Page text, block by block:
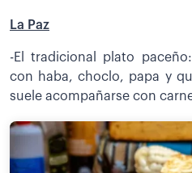
La Paz
-El tradicional plato
con haba, choclo, papa y
suele acompañarse con